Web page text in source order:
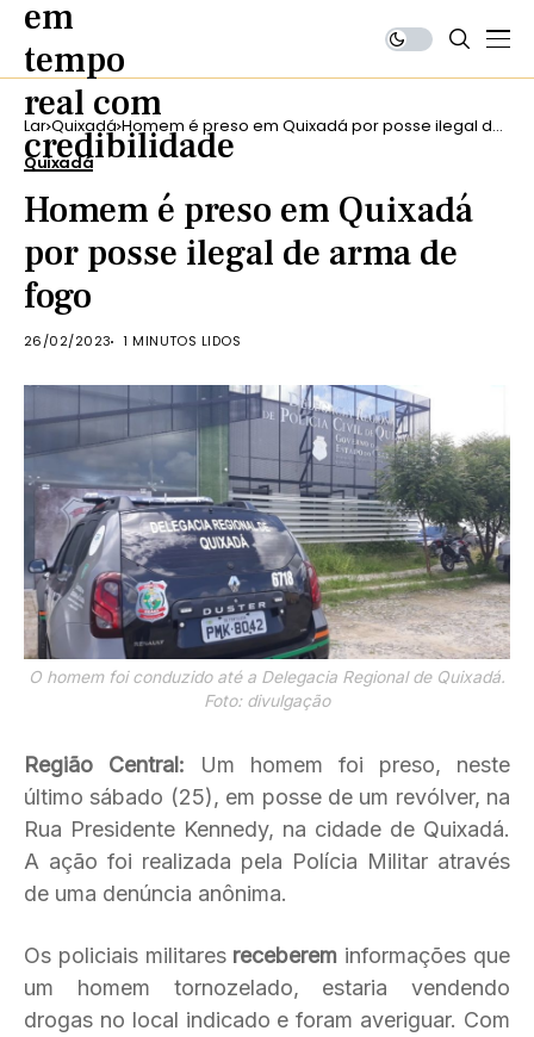
Lar Quixadá Homem é preso em Quixadá por posse ilegal de
arma de fogo
Quixadá
Homem é preso em Quixadá
por posse ilegal de arma de
fogo
26/02/2023 1 MINUTOS LIDOS
O homem foi conduzido até a Delegacia Regional de Quixadá.
Foto: divulgação
Região Central: Um homem foi preso, neste
último sábado (25), em posse de um revólver, na
Rua Presidente Kennedy, na cidade de Quixadá.
A ação foi realizada pela Polícia Militar através
de uma denúncia anônima.
Os policiais militares receberem informações que
um homem tornozelado, estaria vendendo
drogas no local indicado e foram averiguar. Com